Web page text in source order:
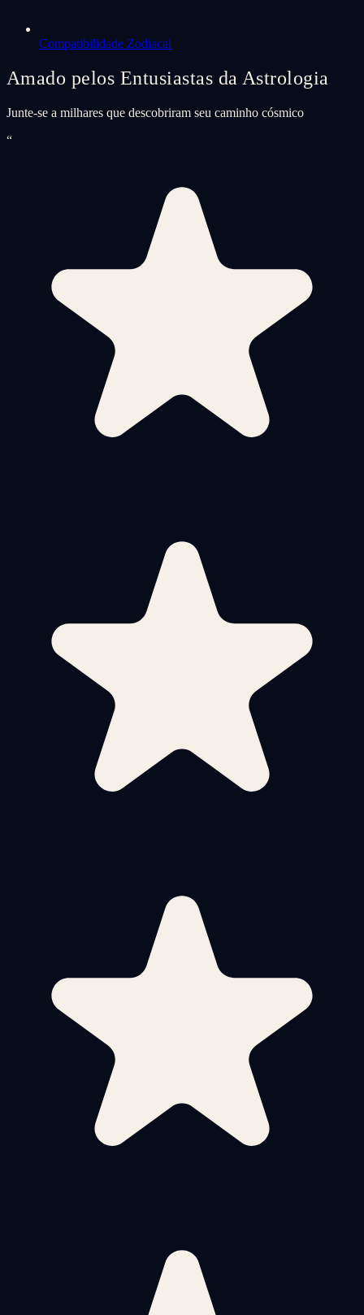
Compatibilidade Zodiacal
Amado pelos Entusiastas da Astrologia
Junte-se a milhares que descobriram seu caminho cósmico
“